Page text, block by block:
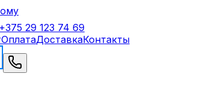
+375 29 123 74 69
ОплатаДоставкаКонтакты